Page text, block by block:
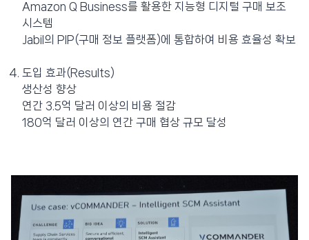
Amazon Q Business를 활용한 지능형 디지털 구매 보조
시스템
Jabil의 PIP(구매 정보 플랫폼)에 통합하여 비용 효율성 확보
도입 효과(Results)
생산성 향상
연간 3.5억 달러 이상의 비용 절감
180억 달러 이상의 연간 구매 협상 규모 달성